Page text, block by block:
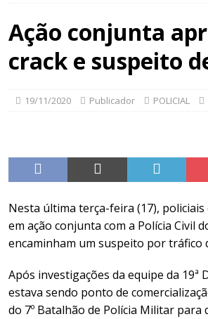
Ação conjunta
crack e suspeito
19/11/2020 Publicador POLICIAL
Nesta última terça-feira (17),
em ação conjunta com a Polícia Civil
encaminham um suspeito por tráfico
Após investigações da equipe da 19ª
estava sendo ponto de
do 7º Batalhão de Polícia Militar